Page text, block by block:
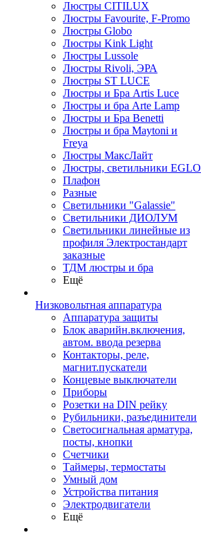
Люстры CITILUX
Люстры Favourite, F-Promo
Люстры Globo
Люстры Kink Light
Люстры Lussole
Люстры Rivoli, ЭРА
Люстры ST LUCE
Люстры и Бра Artis Luce
Люстры и бра Arte Lamp
Люстры и Бра Benetti
Люстры и бра Maytoni и
Freya
Люстры МаксЛайт
Люстры, светильники EGLO
Плафон
Разные
Светильники "Galassie"
Светильники ДИОЛУМ
Светильники линейные из
профиля Электростандарт
заказные
ТДМ люстры и бра
Ещё
Низковольтная аппаратура
Аппаратура защиты
Блок аварийн.включения,
автом. ввода резерва
Контакторы, реле,
магнит.пускатели
Концевые выключатели
Приборы
Розетки на DIN рейку
Рубильники, разъединители
Светосигнальная арматура,
посты, кнопки
Счетчики
Таймеры, термостаты
Умный дом
Устройства питания
Электродвигатели
Ещё